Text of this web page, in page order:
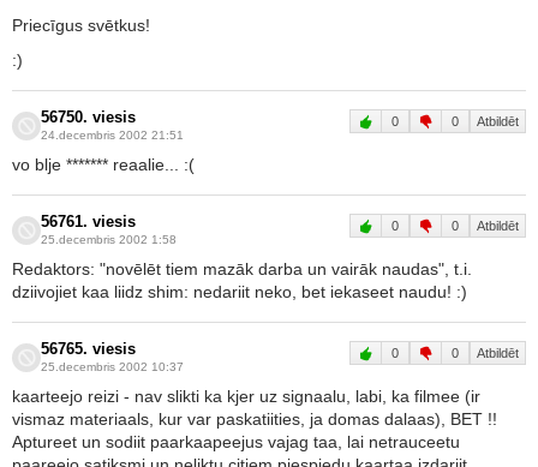
Priecīgus svētkus!
:)
56750. viesis
24.decembris 2002 21:51
0 0 Atbildēt
vo blje ******* reaalie... :(
56761. viesis
25.decembris 2002 1:58
0 0 Atbildēt
Redaktors: "novēlēt tiem mazāk darba un vairāk naudas", t.i.
dziivojiet kaa liidz shim: nedariit neko, bet iekaseet naudu! :)
56765. viesis
25.decembris 2002 10:37
0 0 Atbildēt
kaarteejo reizi - nav slikti ka kjer uz signaalu, labi, ka filmee (ir
vismaz materiaals, kur var paskatiities, ja domas dalaas), BET !!
Aptureet un sodiit paarkaapeejus vajag taa, lai netrauceetu